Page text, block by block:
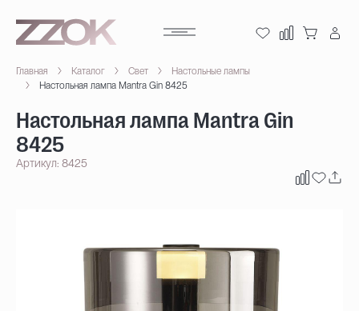
Главная Каталог Свет
Настольные лампы
Настольная лампа Mantra Gin 8425
Настольная лампа Mantra Gin
8425
Артикул: 8425